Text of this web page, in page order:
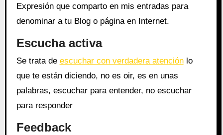
Expresión que comparto en mis entradas para
denominar a tu Blog o página en Internet.
Escucha activa
Se trata de escuchar con verdadera atenciónlo
que te están diciendo, no es oir, es en unas
palabras, escuchar para entender, no escuchar
para responder
Feedback